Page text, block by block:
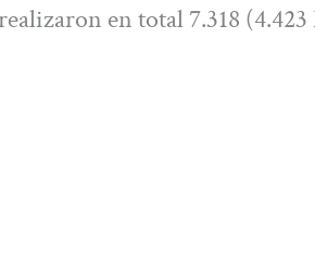
en total 7.318 (4.423